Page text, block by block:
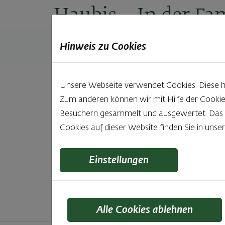
Haubis– In der
Produkte Backstuben
Unsere
Hinweis zu Cookies
Unsere Webseite verwendet Cookies. Diese
Zum anderen können wir mit Hilfe der
Besuchern gesammelt und ausgewertet.
Cookies auf dieser Website finden Sie in
Einstellungen
Alle Cookies ablehnen